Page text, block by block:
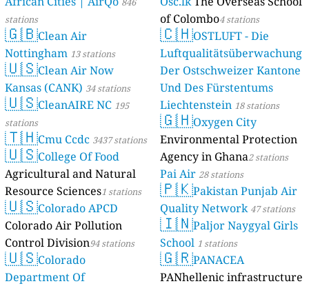
stations
🇬🇧Clean Air
Nottingham 13 stations
🇺🇸Clean Air Now
Kansas (CANK) 34 stations
🇺🇸CleanAIRE NC 195
stations
🇹🇭Cmu Ccdc 3437 stations
🇺🇸College Of Food
Agricultural and Natural
Resource Sciences1 stations
🇺🇸Colorado APCD
Colorado Air Pollution
Control Division94 stations
🇺🇸Colorado
Department Of
of Colombo4 stations
🇨🇭OSTLUFT - Die
Luftqualitätsüberwachung
Der Ostschweizer Kantone
Und Des Fürstentums
Liechtenstein 18 stations
🇬🇭Oxygen City
Environmental Protection
Agency in Ghana2 stations
Pai Air 28 stations
🇵🇰Pakistan Punjab Air
Quality Network 47 stations
🇮🇳Paljor Naygyal Girls
School 1 stations
🇬🇷PANACEA
PANhellenic infrastructure